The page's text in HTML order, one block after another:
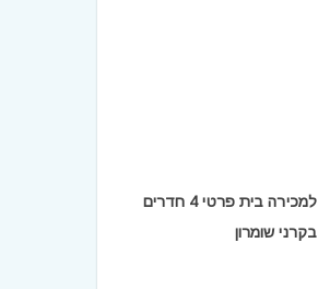
למכירה בית פרטי 4 חדרים
בקרני שומרון